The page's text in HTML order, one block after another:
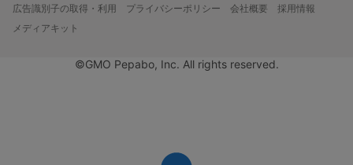
広告識別子の取得・利用
プライバシーポリシー 会社概要
採用情報
メディアキット
©GMO Pepabo, Inc. All rights reserved.